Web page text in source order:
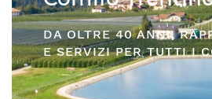
DA OLTRE 40 ANNI,
E SERVIZI PER TUTTI I